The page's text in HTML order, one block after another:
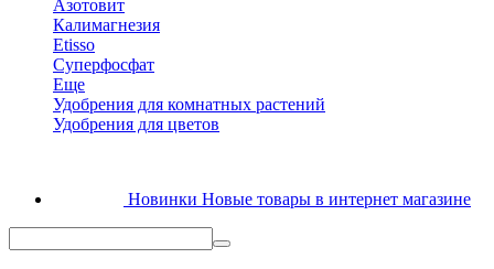
Азотовит
Калимагнезия
Etisso
Суперфосфат
Еще
Удобрения для комнатных растений
Удобрения для цветов
Новинки Новые товары в интернет магазине